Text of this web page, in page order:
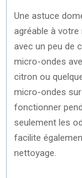
Une astuce
agréable à
avec un peu de
micro-ondes
citron ou
micro-ondes
fonctionner
seulement les
facilite
nettoyage.